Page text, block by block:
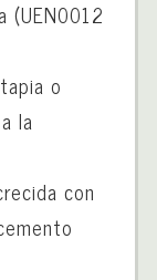
(UEN0012
o
la
con